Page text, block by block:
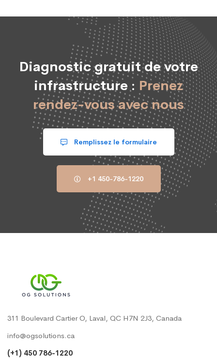
Diagnostic gratuit de votre
infrastructure : Prenez
rendez-vous avec nous
Remplissez le formulaire
+1 450-786-1220
311 Boulevard Cartier O, Laval, QC H7N 2J3, Canada
info@ogsolutions.ca
(+1) 450 786-1220